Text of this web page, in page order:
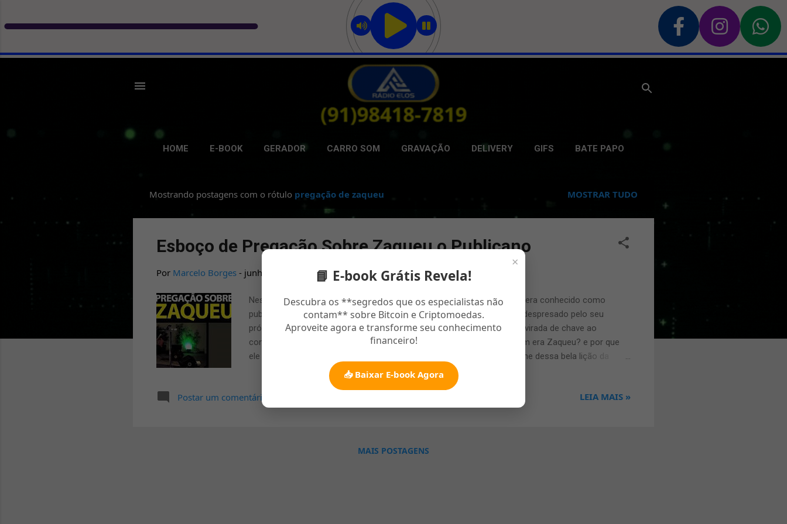
Pular para o conteúdo principal
×
📘 E-book Grátis Revela!
Descubra os **segredos que os especialistas não
contam** sobre Bitcoin e Criptomoedas.
Aproveite agora e transforme seu conhecimento
financeiro!
📥 Baixar E-book Agora
HOME E-BOOK GERADOR CARRO SOM GRAVAÇÃO DELIVERY GIFS BATE PAPO
o
Mostrando postagens com o rótulo pregação de zaqueu MOSTRAR TUDO
Esboço de Pregação Sobre Zaqueu o Publicano
Por Marcelo Borges - junho 13, 2021
Neste esboço de pregação sobre Zaqueu você vai entender porque ele era conhecido como
publicano, vamos entender cada detalhe desse personagem ejeitado e despresado pelo seu
próprio povo, que acontece na cidade de Jericó, até o momento da suavirada de chave ao
conhecer Jesus e sua salvação. Mas primeiro temos que entender quem era Zaqueu? e por que
ele era conhecido como publicano, para podermos entender cada detalhe dessa bela lição da
Bíblia Sagrada. Pregação Sobre Zaqueu Desce Depressa Afinal quem nunca ouviu falar essa
famosa expreção da bíblia em lucas 19 "Zaqueu Desce de Pressa" mas a frente você vai entender
o porque, primeiramente saiba que Zaqueu Era um publicano lider de todos os cobradores de
Postar um comentário LEIA MAIS »
MAIS POSTAGENS